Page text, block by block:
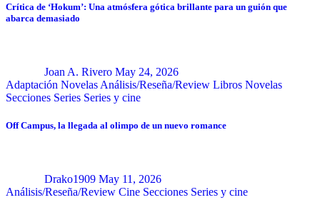
Crítica de ‘Hokum’: Una atmósfera gótica brillante para un guión que
abarca demasiado
Joan A. Rivero May 24, 2026
Adaptación Novelas Análisis/Reseña/Review Libros Novelas
Secciones Series Series y cine
Off Campus, la llegada al olimpo de un nuevo romance
Drako1909 May 11, 2026
Análisis/Reseña/Review Cine Secciones Series y cine